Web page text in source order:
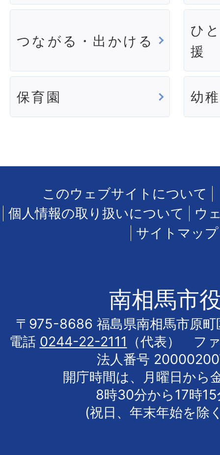
つながる・出かける
ひ
援
保育園 幼
このウェブサイトについて
個人情報の取り扱いについて
ウ
サイトマップ
南相馬市
〒975-8686 福島県南相馬市原町
電話 0244-22-2111
（代表） フ
法人番号
開庁時間は、月曜日から
8時30分から17時
(祝日、年末年始を除